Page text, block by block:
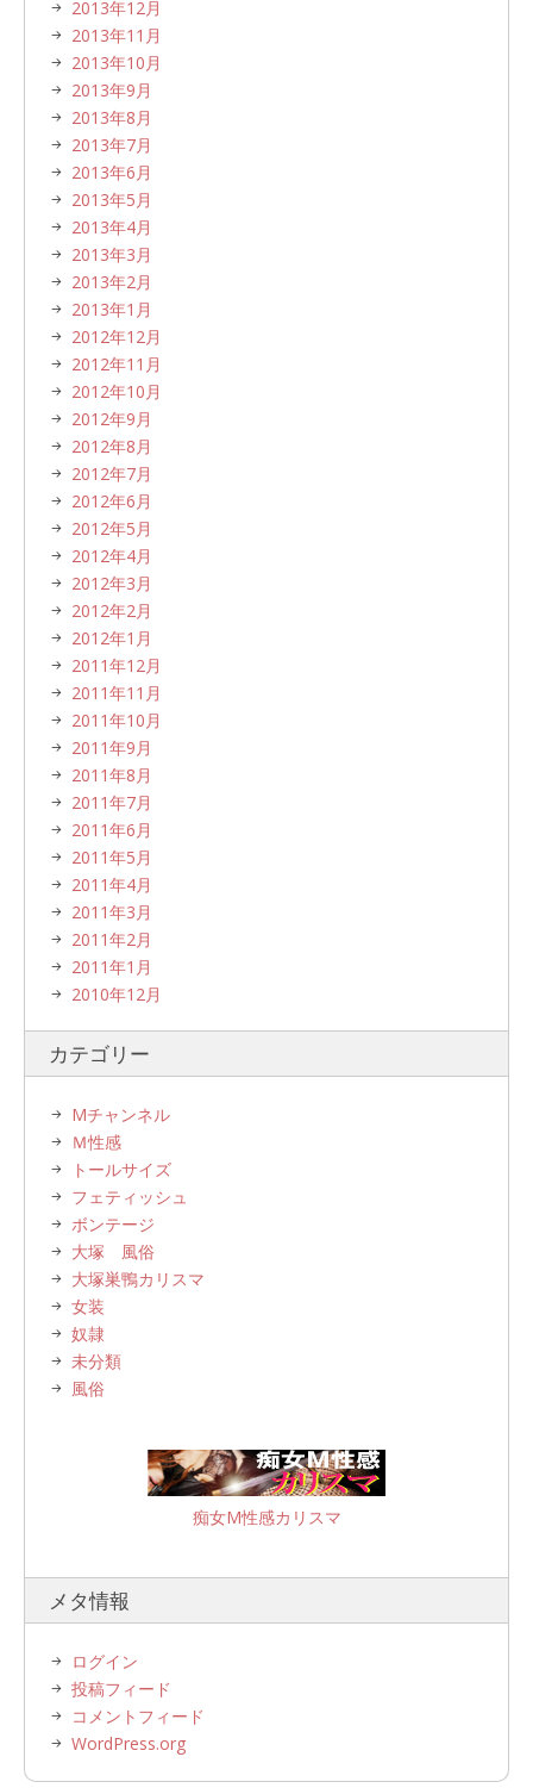
2013年12月
2013年11月
2013年10月
2013年9月
2013年8月
2013年7月
2013年6月
2013年5月
2013年4月
2013年3月
2013年2月
2013年1月
2012年12月
2012年11月
2012年10月
2012年9月
2012年8月
2012年7月
2012年6月
2012年5月
2012年4月
2012年3月
2012年2月
2012年1月
2011年12月
2011年11月
2011年10月
2011年9月
2011年8月
2011年7月
2011年6月
2011年5月
2011年4月
2011年3月
2011年2月
2011年1月
2010年12月
カテゴリー
Mチャンネル
Ｍ性感
トールサイズ
フェティッシュ
ボンテージ
大塚 風俗
大塚巣鴨カリスマ
女装
奴隷
未分類
風俗
痴女M性感カリスマ
メタ情報
ログイン
投稿フィード
コメントフィード
WordPress.org